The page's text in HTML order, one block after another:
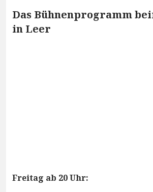
Das Bühnenprogramm
in Leer
Freitag ab 20 Uhr: